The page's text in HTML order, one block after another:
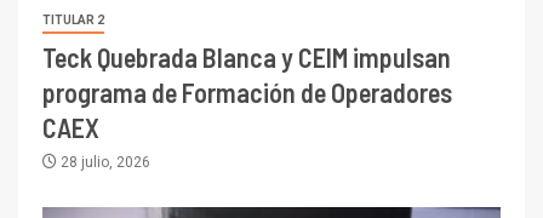
TITULAR 2
Teck Quebrada Blanca y CEIM impulsan
programa de Formación de Operadores
CAEX
28 julio, 2026